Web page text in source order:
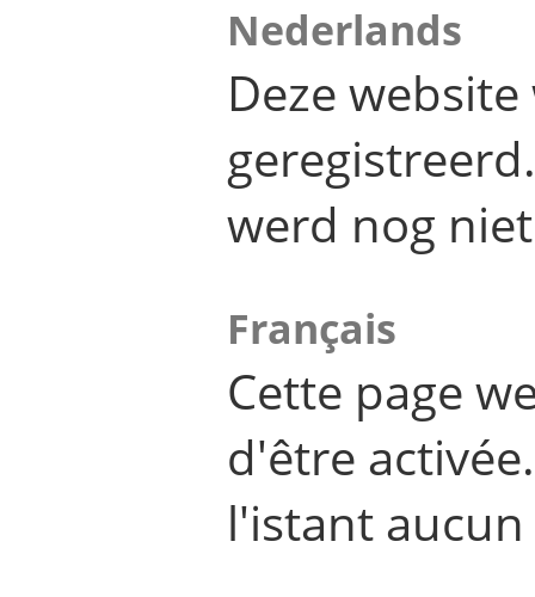
Nederlands
Deze
werd nog
Français
Cette page
d'être
l'istant